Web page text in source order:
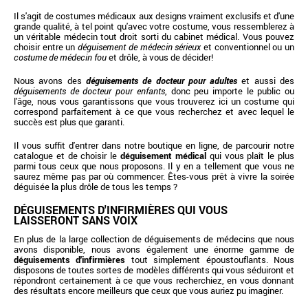
Il s'agit de costumes médicaux aux designs vraiment exclusifs et d'une
grande qualité, à tel point qu'avec votre costume, vous ressemblerez à
un véritable médecin tout droit sorti du cabinet médical. Vous pouvez
choisir entre undéguisement de médecin sérieuxet conventionnel ou un
costume de médecin fouet drôle, à vous de décider!
Nous avons des déguisements de docteur pour adultes et aussi des
déguisements de docteur pour enfants, donc peu importe le public ou
l'âge, nous vous garantissons que vous trouverez ici un costume qui
correspond parfaitement à ce que vous recherchez et avec lequel le
succès est plus que garanti.
Il vous suffit d'entrer dans notre boutique en ligne, de parcourir notre
catalogue et de choisir ledéguisement médicalqui vous plaît le plus
parmi tous ceux que nous proposons. Il y en a tellement que vous ne
saurez même pas par où commencer. Êtes-vous prêt à vivre la soirée
déguisée la plus drôle de tous les temps ?
DÉGUISEMENTS D'INFIRMIÈRES QUI VOUS
LAISSERONT SANS VOIX
En plus de la large collection de déguisements de médecins que nous
avons disponible, nous avons également une énorme gamme de
déguisements d'infirmières tout simplement époustouflants. Nous
disposons de toutes sortes de modèles différents qui vous séduiront et
répondront certainement à ce que vous recherchiez, en vous donnant
des résultats encore meilleurs que ceux que vous auriez pu imaginer.